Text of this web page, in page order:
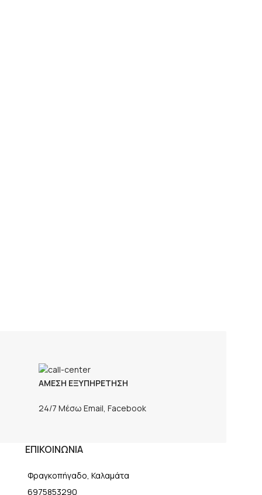
ΑΜΕΣΗ ΕΞΥΠΗΡΕΤΗΣΗ
24/7 Μέσω Email, Facebook
ΕΠΙΚΟΙΝΩΝΙΑ
Φραγκοπήγαδο, Καλαμάτα
6975853290